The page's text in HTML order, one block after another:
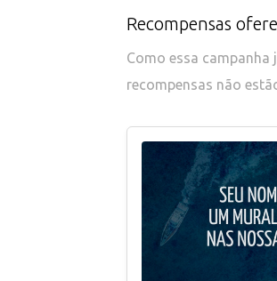
Recompensas
Como essa
recompensas não